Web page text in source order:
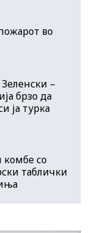
во
–
брзо да
ја турка
комбе со
таблички